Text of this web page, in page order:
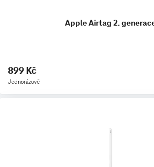
Apple Airtag 2.
899 Kč
Jednorázově